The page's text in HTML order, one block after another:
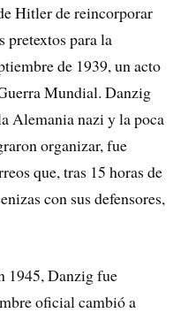
Hitler de reincorporar
pretextos para la
de 1939, un acto
Mundial. Danzig
Alemania nazi y la poca
organizar, fue
que, tras 15 horas de
con sus defensores,
1945, Danzig fue
oficial cambió a